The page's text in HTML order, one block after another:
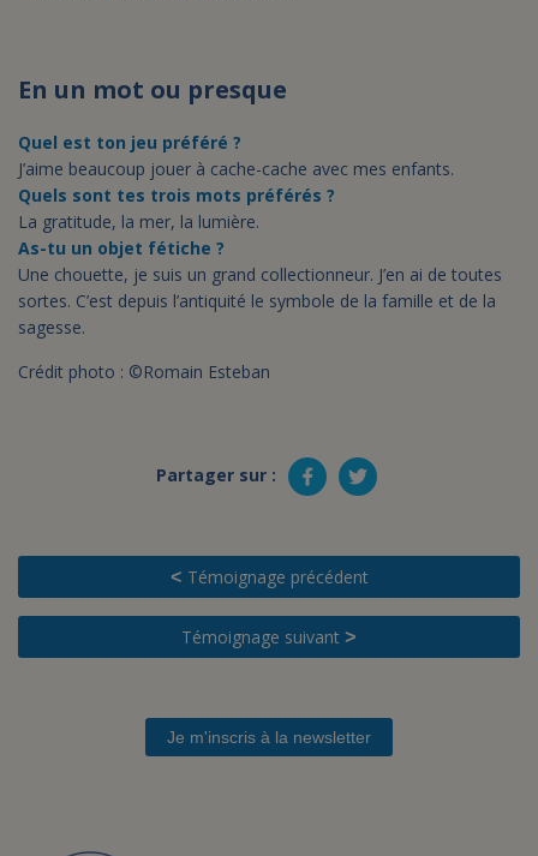
En un mot ou presque
Quel est ton jeu préféré ?
J’aime beaucoup jouer à cache-cache avec mes enfants.
Quels sont tes trois mots préférés ?
La gratitude, la mer, la lumière.
As-tu un objet fétiche ?
Une chouette, je suis un grand collectionneur. J’en ai de toutes
sortes. C’est depuis l’antiquité le symbole de la famille et de la
sagesse.
Crédit photo : ©Romain Esteban
Partager sur :
< Témoignage précédent
Témoignage suivant >
Je m'inscris à la newsletter